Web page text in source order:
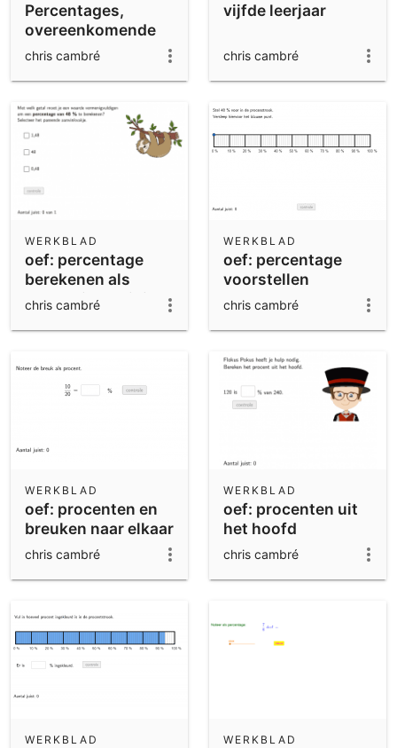
Percentages,
overeenkomende
breuken en
chris cambré
vijfde leerjaar
chris cambré
oef: percentage
berekenen als
vermenigvuldiging
WERKBLAD
chris cambré
oef: percentage
voorstellen
WERKBLAD
chris cambré
oef: procenten en
breuken naar elkaar
omzetten
WERKBLAD
chris cambré
oef: procenten uit
het hoofd
berekenen
WERKBLAD
chris cambré
WERKBLAD WERKBLAD